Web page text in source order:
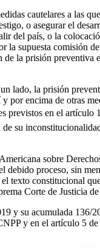
cautelares a las
o asegurar el
del país, o la
supuesta comisión
la prisión
la prisión
encima de otras
previstos en el
su
sobre
proceso, sin
texto constitucional
Corte de Justicia
y su acumulada
y en el artículo 5